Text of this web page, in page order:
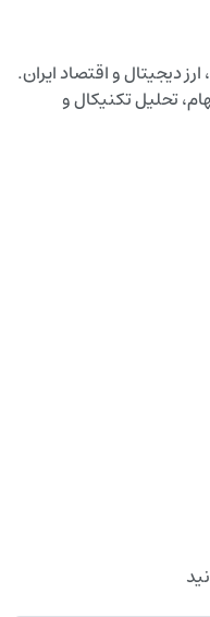
دیجیتال و اقتصاد ایران.
تحلیل تکنیکال و